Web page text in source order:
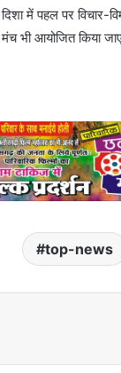
में पहल पर
भी आयोजित किया
top-news